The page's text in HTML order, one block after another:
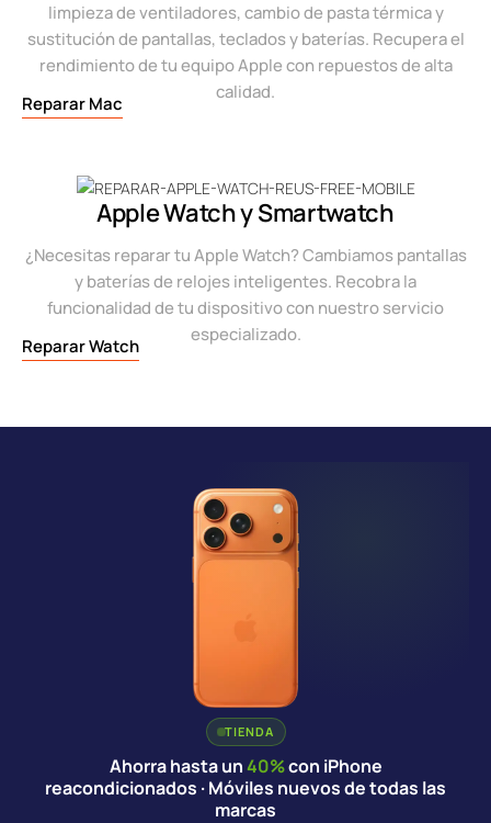
limpieza de ventiladores, cambio de pasta térmica y
sustitución de pantallas, teclados y baterías. Recupera el
rendimiento de tu equipo Apple con repuestos de alta
calidad.
Reparar Mac
Apple Watch y Smartwatch
¿Necesitas reparar tu Apple Watch? Cambiamos pantallas
y baterías de relojes inteligentes. Recobra la
funcionalidad de tu dispositivo con nuestro servicio
especializado.
Reparar Watch
TIENDA
Ahorra hasta un40%con iPhone
reacondicionados · Móviles nuevos de todas las
marcas